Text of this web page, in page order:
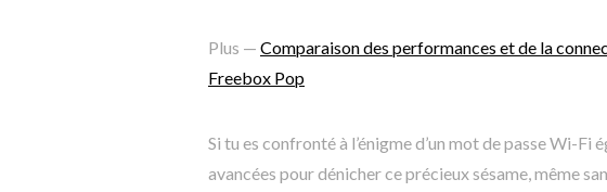
Plus — Comparaison des performances et de la
Freebox Pop
Si tu es confronté à l’énigme d’un mot de passe Wi-Fi
avancées pour dénicher ce précieux sésame, même